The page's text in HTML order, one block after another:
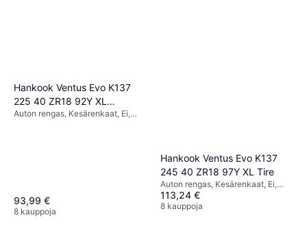
Hankook Ventus Evo K137
225 40 ZR18 92Y XL
Kesärenkaat
Auton rengas, Kesärenkaat, Ei,
93,99 €
8 kauppoja
Hankook Ventus Evo K137
245 40 ZR18 97Y XL Tire
Auton rengas, Kesärenkaat, Ei,
Henkilöauto, Profiili 40 %,
Nopeusindeksi Y (300 km/h), V
113,24 €
8 kauppoja